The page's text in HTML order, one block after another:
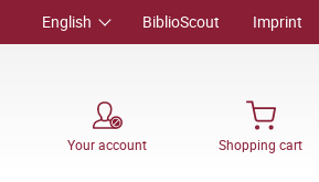
English BiblioScout Imprint
Your account Shopping cart